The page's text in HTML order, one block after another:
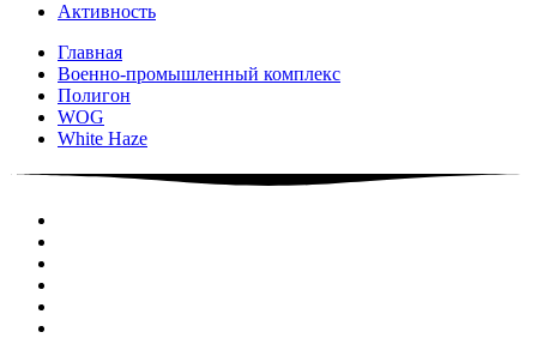
Активность
Главная
Военно-промышленный комплекс
Полигон
WOG
White Haze